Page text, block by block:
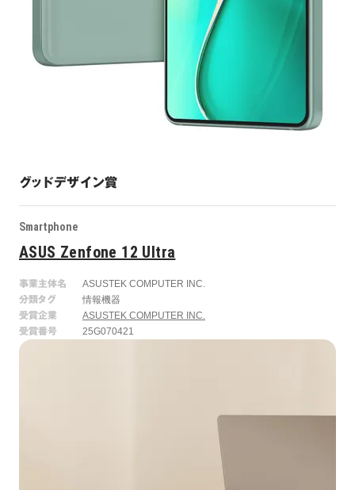
グッドデザイン賞
Smartphone
ASUS Zenfone 12 Ultra
事業主体名
ASUSTEK COMPUTER INC.
分類タグ
情報機器
受賞企業
ASUSTEK COMPUTER INC.
受賞番号
25G070421